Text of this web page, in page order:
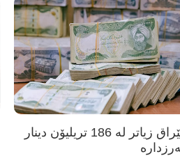
عێراق زیاتر لە 186 تریلیۆن دینار